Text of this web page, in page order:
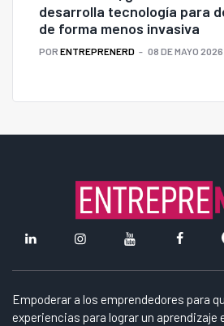
desarrolla tecnología para
de forma menos invasiva
POR ENTREPRENERD 08 DE MAYO
Empoderar a los emprendedores para
experiencias para lograr un aprendizaje